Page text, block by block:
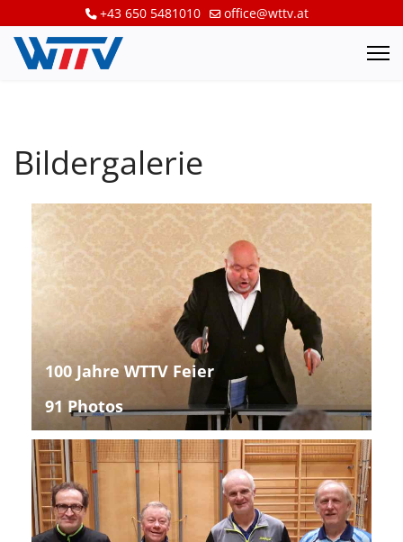
+43 650 5481010 office@wttv.at
Bildergalerie
100 Jahre WTTV Feier
91 Photos